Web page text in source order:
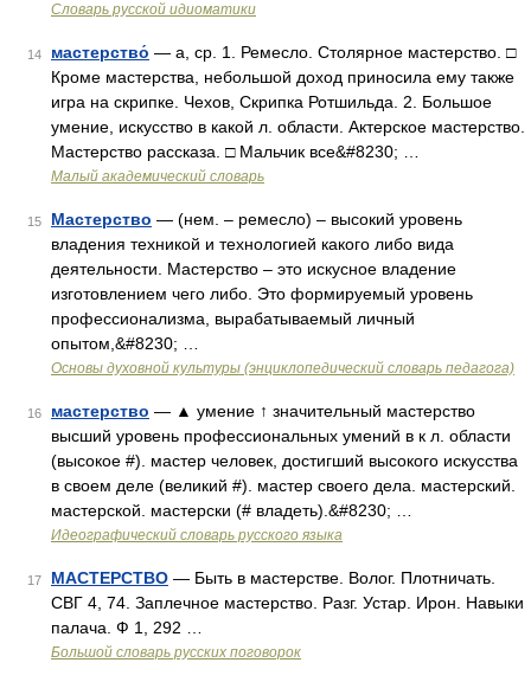
Словарь русской идиоматики
14 мастерство́ — а, ср. 1. Ремесло. Столярное мастерство. □
Кроме мастерства, небольшой доход приносила ему также
игра на скрипке. Чехов, Скрипка Ротшильда. 2. Большое
умение, искусство в какой л. области. Актерское мастерство.
Мастерство рассказа. □ Мальчик все&#8230; …
Малый академический словарь
15 Мастерство — (нем. – ремесло) – высокий уровень
владения техникой и технологией какого либо вида
деятельности. Мастерство – это искусное владение
изготовлением чего либо. Это формируемый уровень
профессионализма, вырабатываемый личный
опытом,&#8230; …
Основы духовной культуры (энциклопедический словарь педагога)
16 мастерство — ▲ умение ↑ значительный мастерство
высший уровень профессиональных умений в к л. области
(высокое #). мастер человек, достигший высокого искусства
в своем деле (великий #). мастер своего дела. мастерский.
мастерской. мастерски (# владеть).&#8230; …
Идеографический словарь русского языка
17 МАСТЕРСТВО — Быть в мастерстве. Волог. Плотничать.
СВГ 4, 74. Заплечное мастерство. Разг. Устар. Ирон. Навыки
палача. Ф 1, 292 …
Большой словарь русских поговорок